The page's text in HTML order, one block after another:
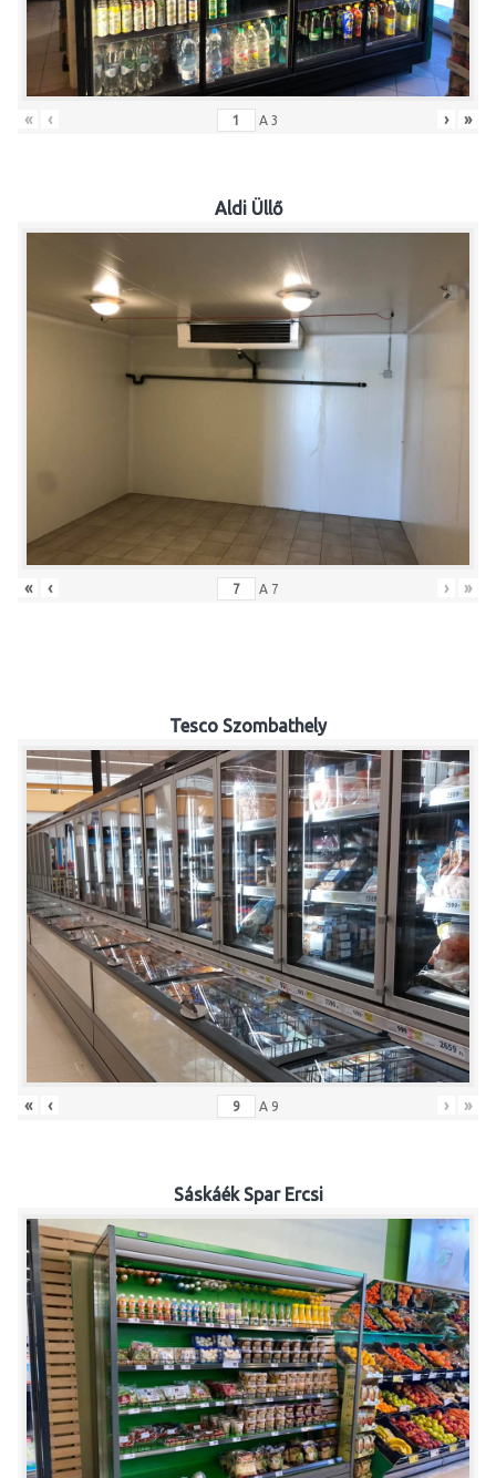
« ‹ A 3 › »
Aldi Üllő
« ‹ A 7 › »
Tesco Szombathely
« ‹ A 9 › »
Sáskáék Spar Ercsi